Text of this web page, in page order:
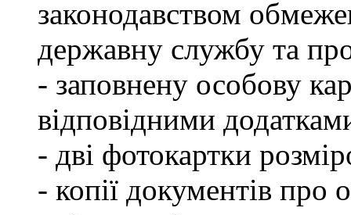
законодавством
державну службу та
- заповнену особову
відповідними
- дві фотокартки
- копії документів про